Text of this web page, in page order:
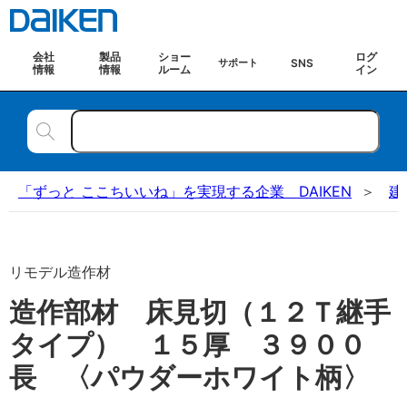
会社
情報
製品
情報
ショー
ルーム
サポート SNS
ログ
イン
「ずっと ここちいいね」を実現する企業 DAIKEN 建
リモデル造作材
造作部材 床見切（１２Ｔ継手
タイプ） １５厚 ３９００
長 〈パウダーホワイト柄〉